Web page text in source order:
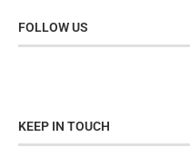
FOLLOW US
KEEP IN TOUCH